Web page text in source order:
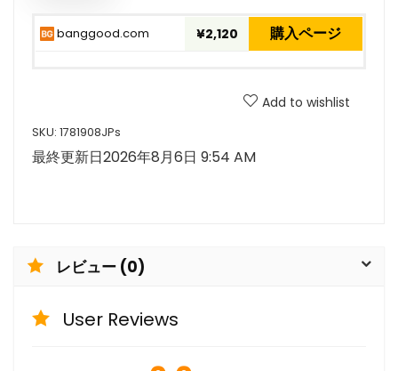
banggood.com ¥2,120 購入ページ
Add to wishlist
SKU: 1781908JPs
最終更新日2026年8月6日 9:54 AM
レビュー (0)
User Reviews